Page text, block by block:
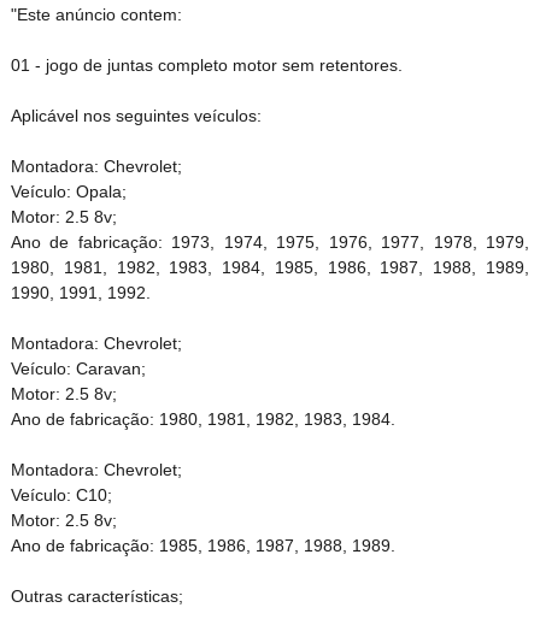
"Este anúncio contem:
01 - jogo de juntas completo motor sem retentores.
Aplicável nos seguintes veículos:
Montadora: Chevrolet;
Veículo: Opala;
Motor: 2.5 8v;
Ano de fabricação: 1973, 1974, 1975, 1976, 1977, 1978, 1979,
1980, 1981, 1982, 1983, 1984, 1985, 1986, 1987, 1988, 1989,
1990, 1991, 1992.
Montadora: Chevrolet;
Veículo: Caravan;
Motor: 2.5 8v;
Ano de fabricação: 1980, 1981, 1982, 1983, 1984.
Montadora: Chevrolet;
Veículo: C10;
Motor: 2.5 8v;
Ano de fabricação: 1985, 1986, 1987, 1988, 1989.
Outras características;